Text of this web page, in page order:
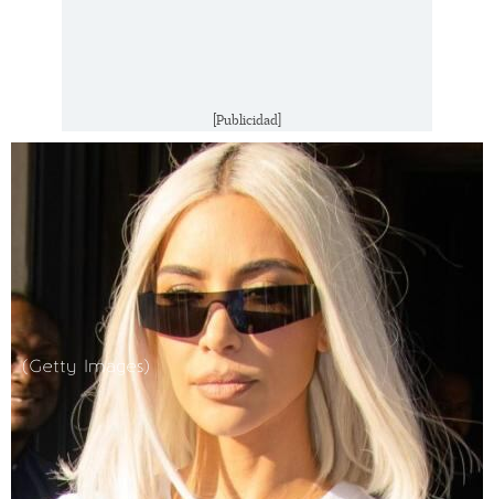
[Publicidad]
(Getty Images)